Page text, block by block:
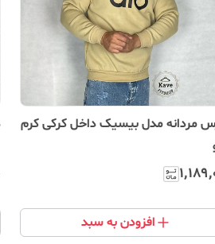
مردانه مدل بیسیک داخل کرکی کرم
افزودن به سبد